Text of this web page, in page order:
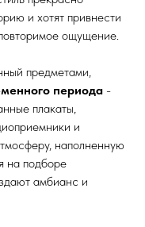
и хотят привнести
ощущение.
предметами,
периода -
плакаты,
и
наполненную
на подборе
амбианс и